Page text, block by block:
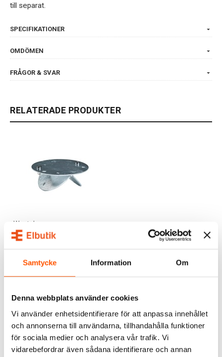
Samtycke Information Om
Denna webbplats använder cookies
Vi använder enhetsidentifierare för att anpassa innehållet
och annonserna till användarna, tillhandahålla funktioner
för sociala medier och analysera vår trafik. Vi
vidarebefordrar även sådana identifierare och annan
till separat.
SPECIFIKATIONER
OMDÖMEN
FRÅGOR & SVAR
RELATERADE PRODUKTER
Westal Hörnfäste för
väggarmaturer
Westal
1 av 3 varianter i webblager
ALTERNATIVA PRODUKTER